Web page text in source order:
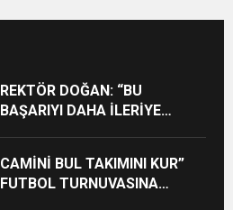
REKTÖR DOĞAN: “BU
BAŞARIYI DAHA İLERİYE
CAMİNİ BUL TAKIMINI KUR”
FUTBOL TURNUVASINA